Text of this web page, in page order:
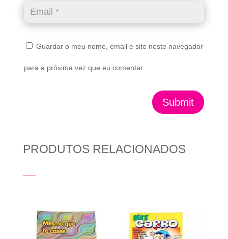
Guardar o meu nome, email e site neste navegador
para a próxima vez que eu comentar.
Submit
PRODUTOS RELACIONADOS